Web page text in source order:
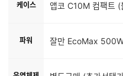
케이스 앱코 C10M 컴팩트 (
파워 잘만 EcoMax